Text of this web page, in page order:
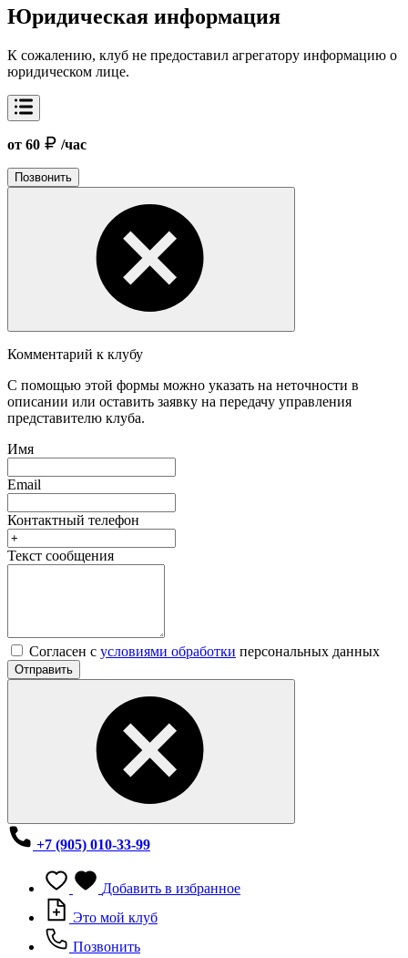
Юридическая информация
К сожалению, клуб не предоставил агрегатору информацию о
юридическом лице.
от 60 /час
Позвонить
Комментарий к клубу
С помощью этой формы можно указать на неточности в
описании или оставить заявку на передачу управления
представителю клуба.
Имя
Email
Контактный телефон
Текст сообщения
Согласен с условиями обработки персональных данных
Отправить
+7 (905) 010-33-99
Добавить в избранное
Это мой клуб
Позвонить